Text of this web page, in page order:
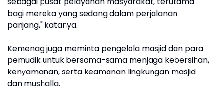
bagi mereka yang sedang dalam perjalanan
panjang," katanya.
Kemenag juga meminta pengelola masjid dan para
pemudik untuk bersama-sama menjaga kebersihan,
kenyamanan, serta keamanan lingkungan masjid
dan mushalla.